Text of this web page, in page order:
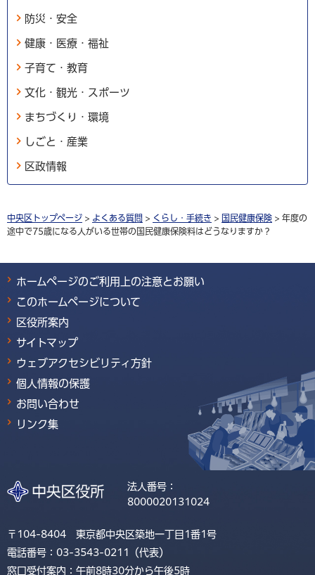
防災・安全
健康・医療・福祉
子育て・教育
文化・観光・スポーツ
まちづくり・環境
しごと・産業
区政情報
中央区トップページ > よくある質問 > くらし・手続き > 国民健康保険 > 年度の
途中で75歳になる人がいる世帯の国民健康保険料はどうなりますか？
ホームページのご利用上の注意とお願い
このホームページについて
区役所案内
サイトマップ
ウェブアクセシビリティ方針
個人情報の保護
お問い合わせ
リンク集
法人番号：
8000020131024
〒104-8404 東京都中央区築地一丁目1番1号
電話番号：03-3543-0211（代表）
窓口受付案内：午前8時30分から午後5時